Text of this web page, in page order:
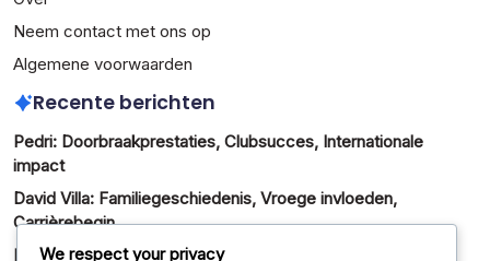
Neem contact met ons op
Algemene voorwaarden
Recente berichten
Pedri: Doorbraakprestaties, Clubsucces, Internationale
impact
David Villa: Familiegeschiedenis, Vroege invloeden,
Carrièrebegin
Pau Torres: Internationaal debuut, Clubprestaties,
We respect your privacy